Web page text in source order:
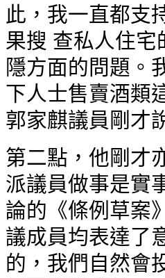
此，我一直都支
果搜 查私人住宅
隱方面的問題。
下人士售賣酒類
郭家麒議員剛才
第二點，他剛才
派議員做事是實
論的《條例草案
議成員均表達了
的，我們自然會